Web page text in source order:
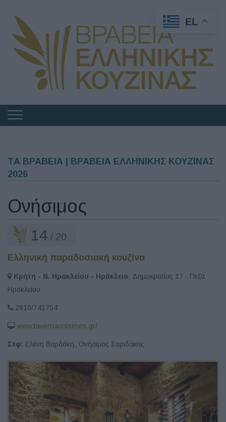
Πλοήγηση
Ελληνικής
Κουζίνας
ΤΑ ΒΡΑΒΕΙΑ | ΒΡΑΒΕΙΑ ΕΛΛΗΝΙΚΗΣ ΚΟΥΖΙΝΑΣ
2026
Ονήσιμος
14 / 20
Ελληνική παραδοσιακή κουζίνα
Κρήτη - Ν. Ηρακλείου - Ηράκλειο, Δημοκρατίας 17 - Πεζά
Ηρακλείου
2810/741754
www.tavernaonisimos.gr/
Σεφ: Ελένη Βαρδάκη, Ονήσιμος Σαριδάκης
EL